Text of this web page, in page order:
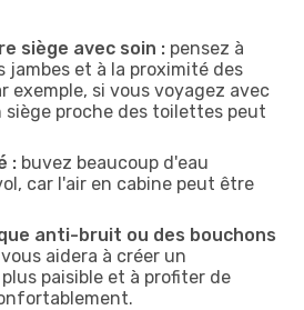
siège avec soin : pensez à
jambes et à la proximité des
exemple, si vous voyagez avec
proche des toilettes peut
: buvez beaucoup d'eau
car l'air en cabine peut être
anti-bruit ou des bouchons
aidera à créer un
paisible et à profiter de